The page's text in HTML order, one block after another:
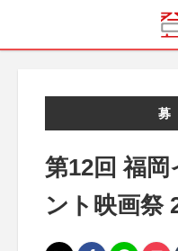
第12回 福
ント映画祭